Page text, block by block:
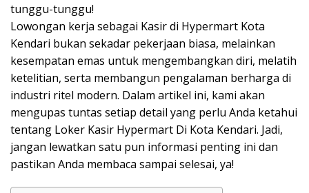
tunggu-tunggu!
Lowongan kerja sebagai Kasir di Hypermart Kota
Kendari bukan sekadar pekerjaan biasa, melainkan
kesempatan emas untuk mengembangkan diri, melatih
ketelitian, serta membangun pengalaman berharga di
industri ritel modern. Dalam artikel ini, kami akan
mengupas tuntas setiap detail yang perlu Anda ketahui
tentang Loker Kasir Hypermart Di Kota Kendari. Jadi,
jangan lewatkan satu pun informasi penting ini dan
pastikan Anda membaca sampai selesai, ya!